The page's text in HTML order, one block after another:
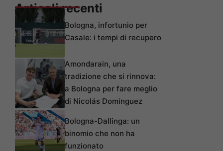
Articoli recenti
Bologna, infortunio per
Casale: i tempi di recupero
Amondarain, una
tradizione che si rinnova:
a Bologna per fare meglio
di Nicolás Domínguez
Bologna-Dallinga: un
binomio che non ha
funzionato